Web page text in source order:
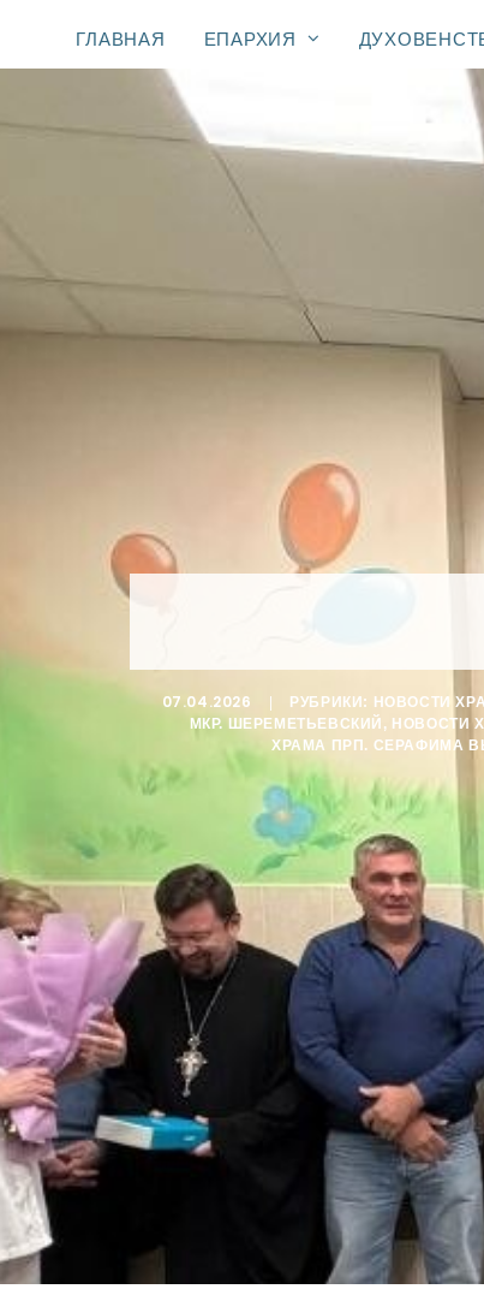
ГЛАВНАЯ ЕПАРХИЯ
07.04.2026 РУБРИКИ: НОВОСТИ
МКР. ШЕРЕМЕТЬЕВСКИЙ , НОВОСТИ
ХРАМА ПРП. СЕРАФИМА